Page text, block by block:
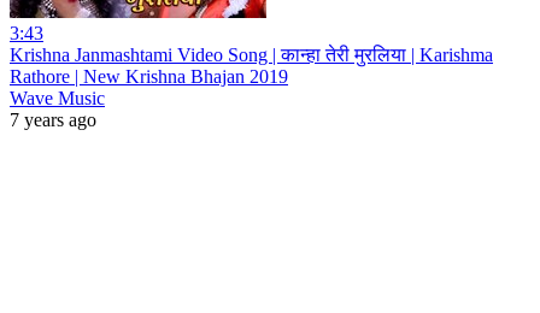
3:43
Krishna Janmashtami Video Song | कान्हा तेरी मुरलिया | Karishma
Rathore | New Krishna Bhajan 2019
Wave Music
7 years ago